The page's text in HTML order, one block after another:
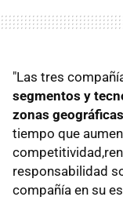
"Las tres
segmentos y
zonas geográficas
tiempo que
responsabilidad
compañía en su